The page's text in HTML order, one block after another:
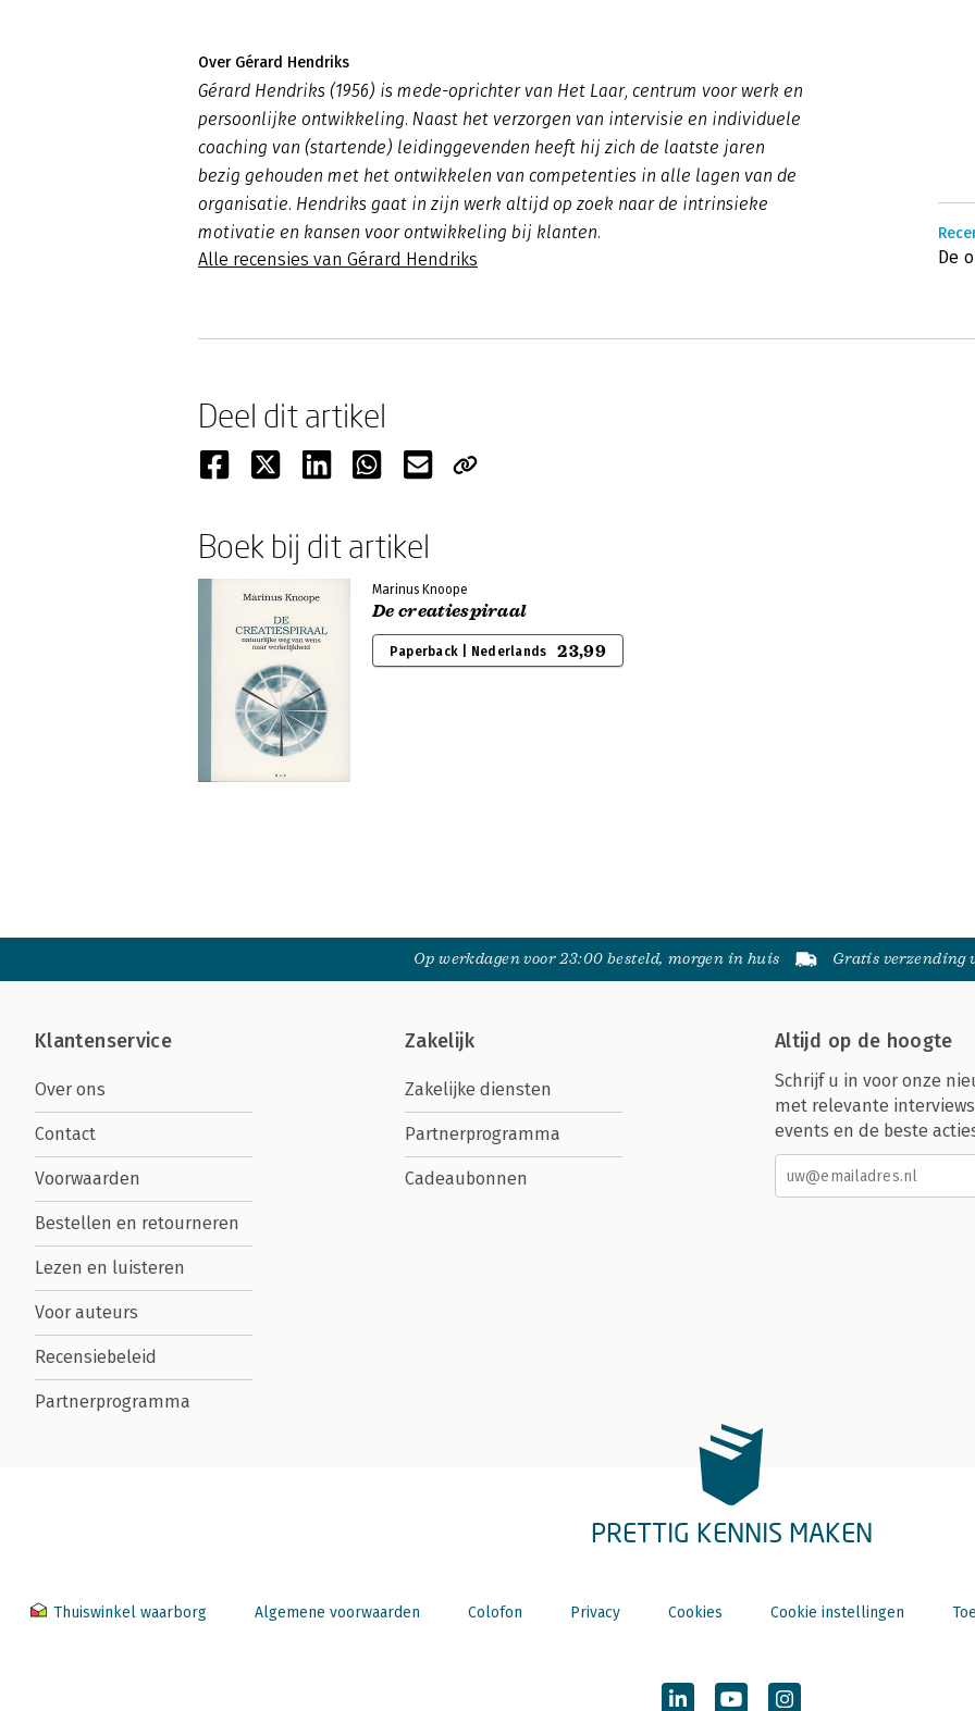
Over Gérard Hendriks
Gérard Hendriks (1956) is mede-oprichter van Het Laar, centrum voor werk en
persoonlijke ontwikkeling. Naast het verzorgen van intervisie en individuele
coaching van (startende) leidinggevenden heeft hij zich de laatste jaren
bezig gehouden met het ontwikkelen van competenties in alle lagen van de
organisatie. Hendriks gaat in zijn werk altijd op zoek naar de intrinsieke
motivatie en kansen voor ontwikkeling bij klanten.
Alle recensies van Gérard Hendriks
De
Deel dit artikel
Boek bij dit artikel
Marinus Knoope
De creatiespiraal
Paperback | Nederlands 23,99
Op werkdagen voor 23:00 besteld, morgen in huis Gratis verzending
Klantenservice
Over ons
Contact
Voorwaarden
Bestellen en retourneren
Lezen en luisteren
Voor auteurs
Recensiebeleid
Partnerprogramma
Zakelijk
Zakelijke diensten
Partnerprogramma
Cadeaubonnen
Altijd op de hoogte
Schrijf u in voor onze
met relevante
events en de beste
PRETTIG KENNIS MAKEN
Thuiswinkel waarborg Algemene voorwaarden Colofon Privacy Cookies Cookie instellingen